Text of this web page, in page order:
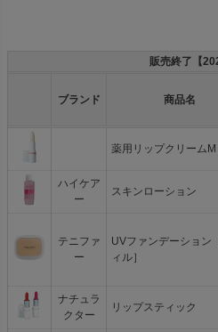
販売終了【
ブランド 商品名
薬用リップクリームM
ハイケア
ー
スキンローション
テニファ
ー
UVファンデーション
ィル］
ナチュラ
クター
リップスティック